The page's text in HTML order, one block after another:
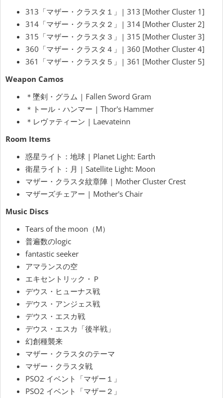
313「マザー・クラスタ１」| 313 [Mother Cluster 1]
314「マザー・クラスタ２」| 314 [Mother Cluster 2]
315「マザー・クラスタ３」| 315 [Mother Cluster 3]
360「マザー・クラスタ４」| 360 [Mother Cluster 4]
361「マザー・クラスタ５」| 361 [Mother Cluster 5]
Weapon Camos
＊墜剣・グラム | Fallen Sword Gram
＊トール・ハンマー | Thor's Hammer
＊レヴァティーン | Laevateinn
Room Items
惑星ライト：地球 | Planet Light: Earth
衛星ライト：月 | Satellite Light: Moon
マザー・クラスタ紋章陣 | Mother Cluster Crest
マザーズチェアー | Mother's Chair
Music Discs
Tears of the moon（M）
普遍数のlogic
fantastic seeker
アマランスの空
エキセントリック・Ｐ
デウス・ヒューナス戦
デウス・アンジェス戦
デウス・エスカ戦
デウス・エスカ「後半戦」
幻創種襲来
マザー・クラスタのテーマ
マザー・クラスタ戦
PSO2 イベント「マザー１」
PSO2 イベント「マザー２」